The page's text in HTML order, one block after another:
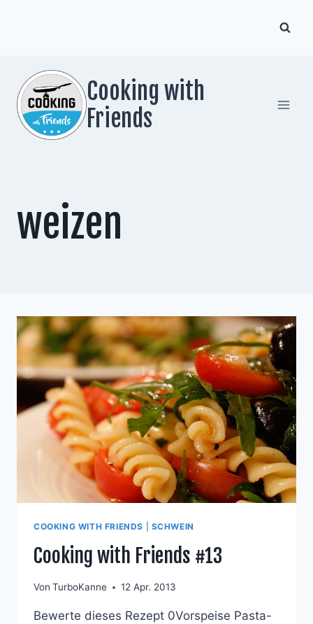
Cooking with
Friends
weizen
COOKING WITH FRIENDS SCHWEIN
Cooking with Friends #13
Von TurboKanne 12 Apr. 2013
Bewerte dieses Rezept 0Vorspeise Pasta-